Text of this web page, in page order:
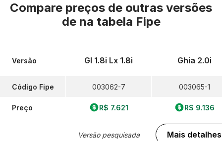
Compare preços de outras versões
de na tabela Fipe
Versão
Código Fipe
Preço
Gl 1.8i Lx 1.8i
003062-7
R$ 7.621
Versão pesquisada
Ghia 2.0i
003065-1
R$ 9.136
Mais detalhes